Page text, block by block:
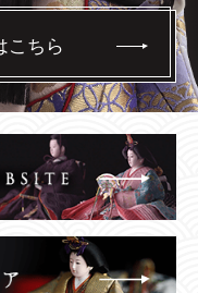
こちら